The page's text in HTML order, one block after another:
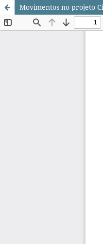
Movimentos no projeto